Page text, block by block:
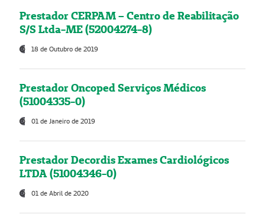
Prestador CERPAM – Centro de Reabilitação
S/S Ltda-ME (52004274-8)
18 de Outubro de 2019
Prestador Oncoped Serviços Médicos
(51004335-0)
01 de Janeiro de 2019
Prestador Decordis Exames Cardiológicos
LTDA (51004346-0)
01 de Abril de 2020